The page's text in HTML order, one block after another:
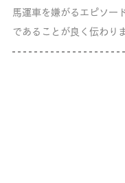
馬運車を嫌がるエピソー
であることが良く伝わり